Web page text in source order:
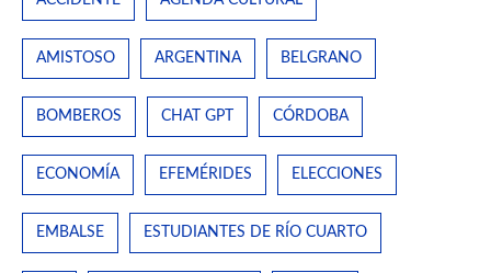
AMISTOSO ARGENTINA BELGRANO
BOMBEROS CHAT GPT CÓRDOBA
ECONOMÍA EFEMÉRIDES ELECCIONES
EMBALSE ESTUDIANTES DE RÍO CUARTO